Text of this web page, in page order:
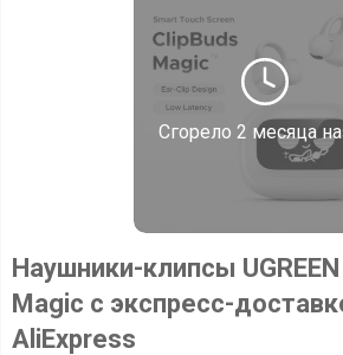
Сгорело 2 месяца
Наушники-клипсы
Magic с экспресс-
AliExpress